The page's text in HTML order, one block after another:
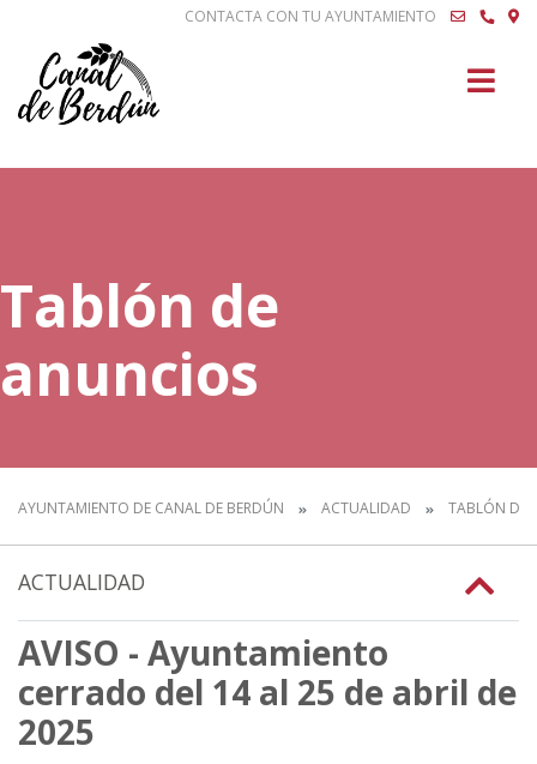
CONTACTA CON TU AYUNTAMIENTO
Tablón de
anuncios
AYUNTAMIENTO DE CANAL DE BERDÚN ACTUALIDAD TABLÓN DE
ACTUALIDAD
AVISO - Ayuntamiento
cerrado del 14 al 25 de abril de
2025